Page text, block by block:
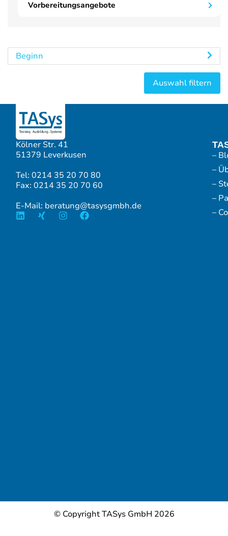
Vorbereitungsangebote
Beginn
Kölner Str. 41
51379 Leverkusen
Tel: 0214 35 20 70 80
Fax: 0214 35 20 70 60
E-Mail: beratung@tasysgmbh.de
–
–
–
–
–
© Copyright TASys GmbH 2026